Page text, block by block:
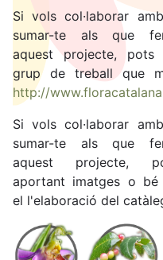
Si vols col·laborar
sumar-te als que
aquest projecte, pots
grup de treball que
http://
Si vols col·laborar
sumar-te als que
aquest projecte,
aportant imatges o bé
el l'elaboració del